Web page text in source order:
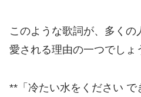
このような歌詞が、多くの
愛される理由の一つでしょ
**「冷たい水をください で